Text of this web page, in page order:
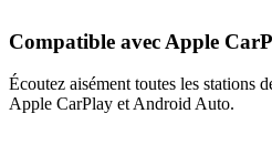
Compatible avec Apple
Écoutez aisément toutes les stations
Apple CarPlay et Android Auto.